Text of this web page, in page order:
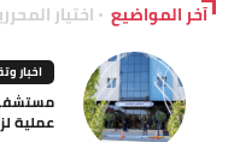
آخر المواضيع اختيار
اخبار
عملية